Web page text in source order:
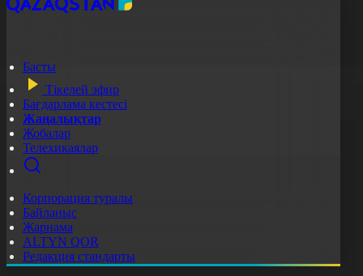
Басты
Тікелей эфир
Бағдарлама кестесі
Жаңалықтар
Жобалар
Телехикаялар
Корпорация туралы
Байланыс
Жарнама
ALTYN QOR
Редакция стандарты